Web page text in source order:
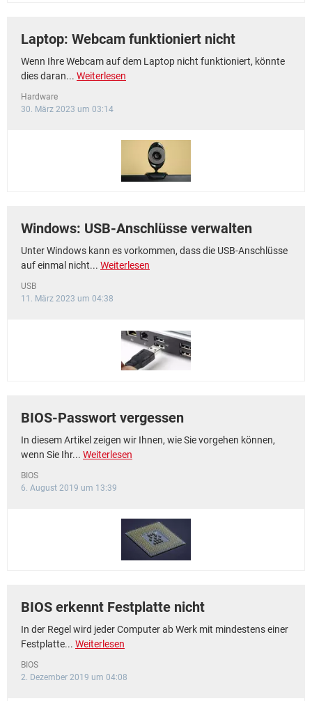
Laptop: Webcam funktioniert nicht
Wenn Ihre Webcam auf dem Laptop nicht funktioniert, könnte
dies daran... Weiterlesen
Hardware
30. März 2023 um 03:14
Windows: USB-Anschlüsse verwalten
Unter Windows kann es vorkommen, dass die USB-Anschlüsse
auf einmal nicht... Weiterlesen
USB
11. März 2023 um 04:38
BIOS-Passwort vergessen
In diesem Artikel zeigen wir Ihnen, wie Sie vorgehen können,
wenn Sie Ihr... Weiterlesen
BIOS
6. August 2019 um 13:39
BIOS erkennt Festplatte nicht
In der Regel wird jeder Computer ab Werk mit mindestens einer
Festplatte... Weiterlesen
BIOS
2. Dezember 2019 um 04:08